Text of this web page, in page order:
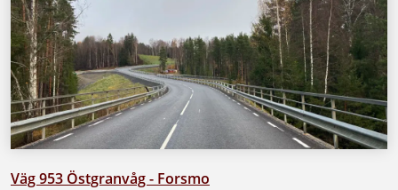
Väg 953 Östgranvåg - Forsmo